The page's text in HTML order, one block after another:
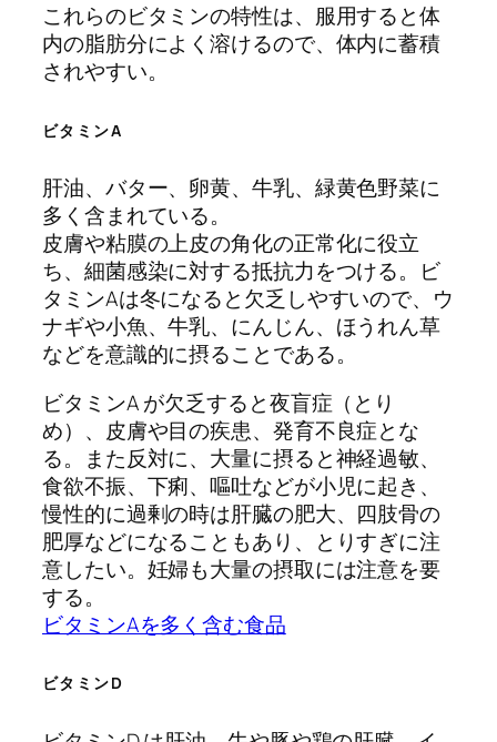
これらのビタミンの特性は、服用すると体
内の脂肪分によく溶けるので、体内に蓄積
されやすい。
ビタミンA
肝油、バター、卵黄、牛乳、緑黄色野菜に
多く含まれている。
皮膚や粘膜の上皮の角化の正常化に役立
ち、細菌感染に対する抵抗力をつける。ビ
タミンAは冬になると欠乏しやすいので、ウ
ナギや小魚、牛乳、にんじん、ほうれん草
などを意識的に摂ることである。
ビタミンA が欠乏すると夜盲症（とり
め）、皮膚や目の疾患、発育不良症とな
る。また反対に、大量に摂ると神経過敏、
食欲不振、下痢、嘔吐などが小児に起き、
慢性的に過剰の時は肝臓の肥大、四肢骨の
肥厚などになることもあり、とりすぎに注
意したい。妊婦も大量の摂取には注意を要
する。
ビタミンAを多く含む食品
ビタミンD